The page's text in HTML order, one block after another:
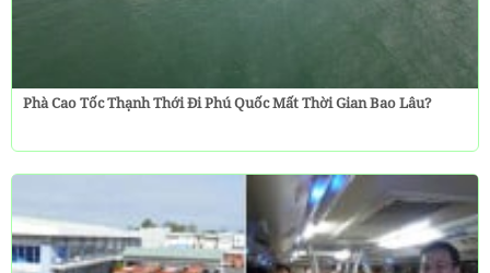
Phà Cao Tốc Thạnh Thới Đi Phú Quốc Mất Thời Gian Bao Lâu?